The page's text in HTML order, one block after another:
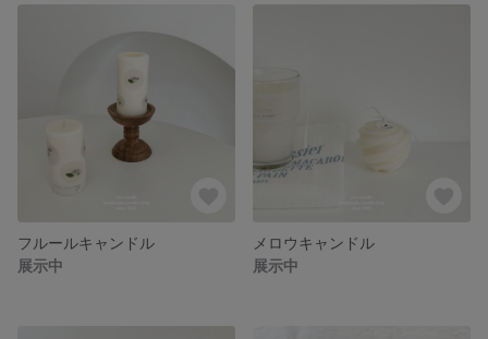
フルールキャンドル
展示中
メロウキャンドル
展示中